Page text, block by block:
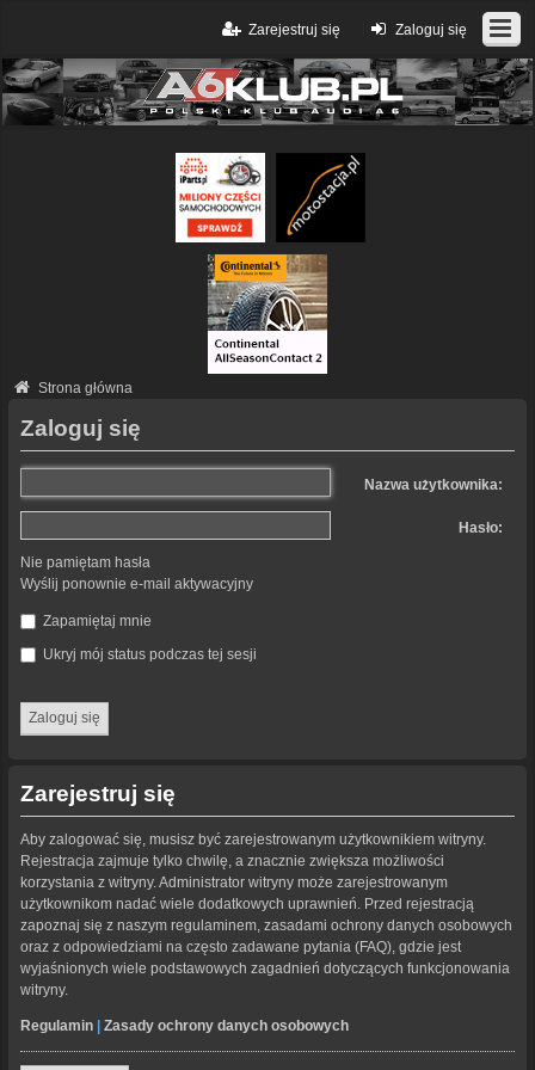
Zaloguj się
Zarejestruj się
Strona główna
Zaloguj się
Nazwa użytkownika:
Hasło:
Nie pamiętam hasła
Wyślij ponownie e-mail aktywacyjny
Zapamiętaj mnie
Ukryj mój status podczas tej sesji
Zarejestruj się
Aby zalogować się, musisz być zarejestrowanym użytkownikiem witryny.
Rejestracja zajmuje tylko chwilę, a znacznie zwiększa możliwości
korzystania z witryny. Administrator witryny może zarejestrowanym
użytkownikom nadać wiele dodatkowych uprawnień. Przed rejestracją
zapoznaj się z naszym regulaminem, zasadami ochrony danych osobowych
oraz z odpowiedziami na często zadawane pytania (FAQ), gdzie jest
wyjaśnionych wiele podstawowych zagadnień dotyczących funkcjonowania
witryny.
Regulamin Zasady ochrony danych osobowych